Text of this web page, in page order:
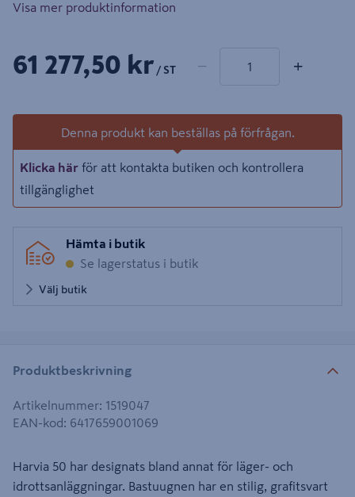
Visa mer produktinformation
61 277,50 kr / ST − +
Denna produkt kan beställas på förfrågan.
Klicka här för att kontakta butiken och kontrollera
tillgänglighet
Hämta i butik
Se lagerstatus i butik
Välj butik
Produktbeskrivning
Artikelnummer: 1519047
EAN-kod: 6417659001069
Harvia 50 har designats bland annat för läger- och
idrottsanläggningar. Bastuugnen har en stilig, grafitsvart